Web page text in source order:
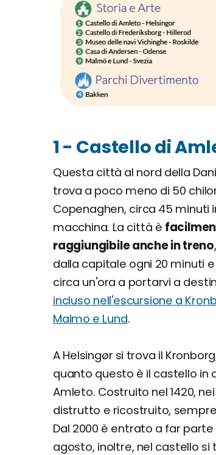
1 - Castello di
Questa città al nord della
trova a poco meno di 50
Copenaghen, circa 45 minuti
macchina. La città è
raggiungibile anche in treno
dalla capitale ogni 20 minuti
circa un'ora a portarvi a
incluso nell'escursione a
Malmo e Lund.
A Helsingør si trova il
quanto questo è il castello in
Amleto. Costruito nel 1420,
distrutto e ricostruito,
Dal 2000 è entrato a far
agosto, inoltre, nel castello si